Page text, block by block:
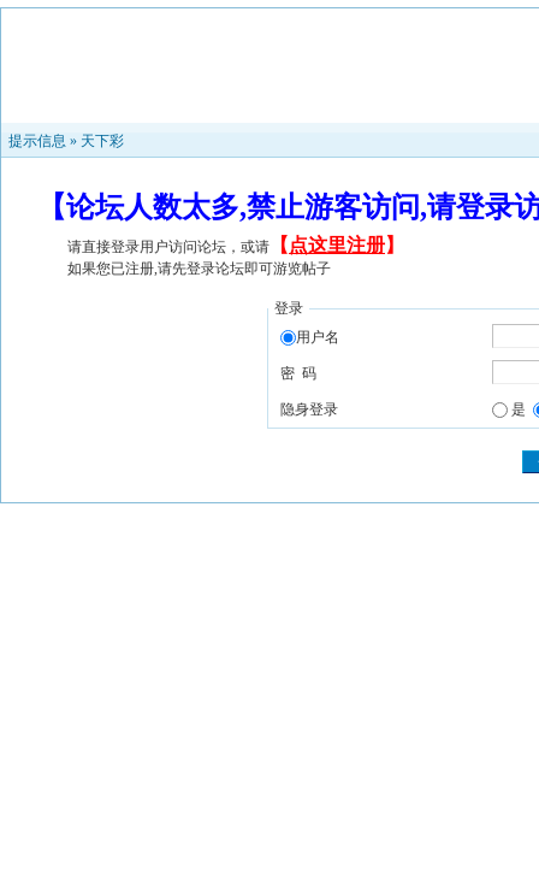
提示信息 » 天下彩
【论坛人数太多,禁止游客访问,请登
请直接登录用户访问论坛，或请 【 点这里注册】
如果您已注册,请先登录论坛即可游览帖子
登录
用户名
密 码
隐身登录 是